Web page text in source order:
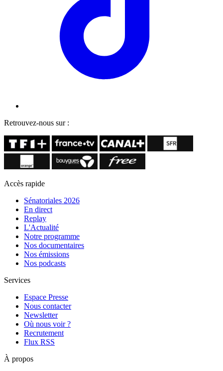
Retrouvez-nous sur :
Accès rapide
Sénatoriales 2026
En direct
Replay
L'Actualité
Notre programme
Nos documentaires
Nos émissions
Nos podcasts
Services
Espace Presse
Nous contacter
Newsletter
Où nous voir ?
Recrutement
Flux RSS
À propos